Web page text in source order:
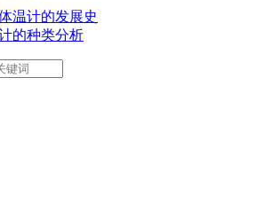
温计的发展史
的种类分析